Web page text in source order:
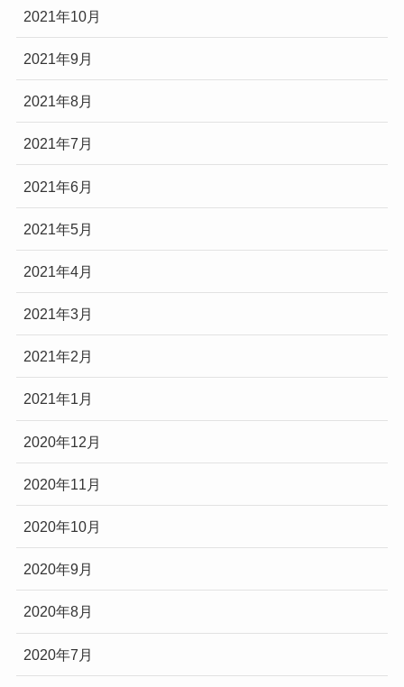
2021年10月
2021年9月
2021年8月
2021年7月
2021年6月
2021年5月
2021年4月
2021年3月
2021年2月
2021年1月
2020年12月
2020年11月
2020年10月
2020年9月
2020年8月
2020年7月